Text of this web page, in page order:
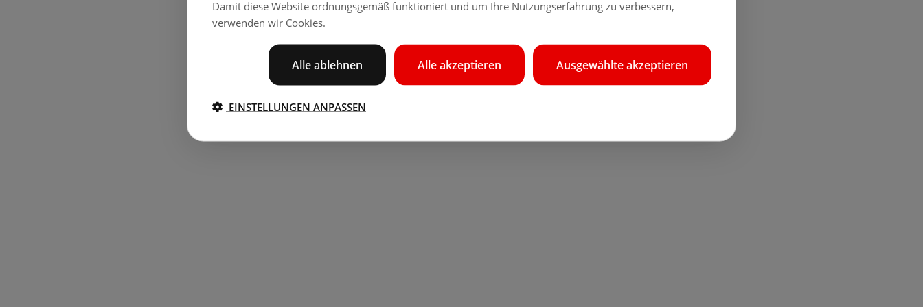
Damit diese Website ordnungsgemäß funktioniert und um Ihre Nutzungserfahrung zu verbessern,
verwenden wir Cookies.
Ausgewählte akzeptieren
Alle akzeptieren
Alle ablehnen
EINSTELLUNGEN ANPASSEN